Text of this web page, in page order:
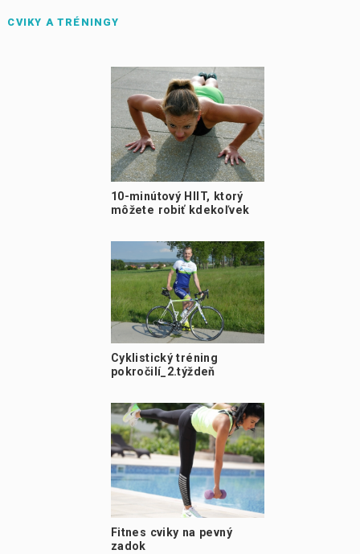
CVIKY A TRÉNINGY
10-minútový HIIT, ktorý
môžete robiť kdekoľvek
Cyklistický tréning
pokročilí_2.týždeň
Fitnes cviky na pevný
zadok